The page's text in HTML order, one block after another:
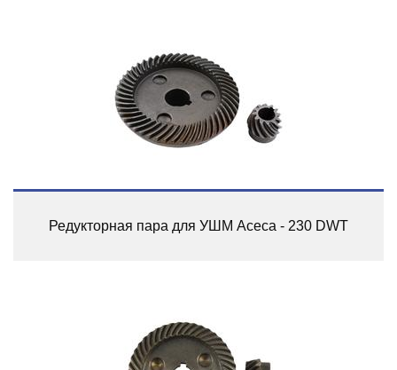
Редукторная пара для УШМ Асеса - 230 DWT